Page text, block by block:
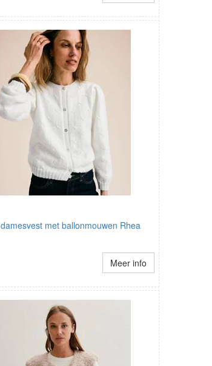
damesvest met ballonmouwen Rhea
Meer info